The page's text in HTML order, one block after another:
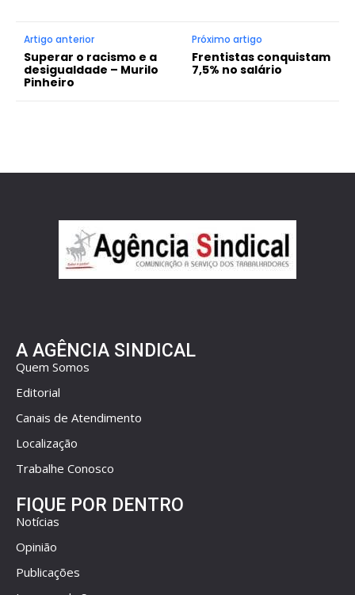
Artigo anterior
Superar o racismo e a
desigualdade – Murilo
Pinheiro
Próximo artigo
Frentistas conquistam
7,5% no salário
A AGÊNCIA SINDICAL
Quem Somos
Editorial
Canais de Atendimento
Localização
Trabalhe Conosco
FIQUE POR DENTRO
Notícias
Opinião
Publicações